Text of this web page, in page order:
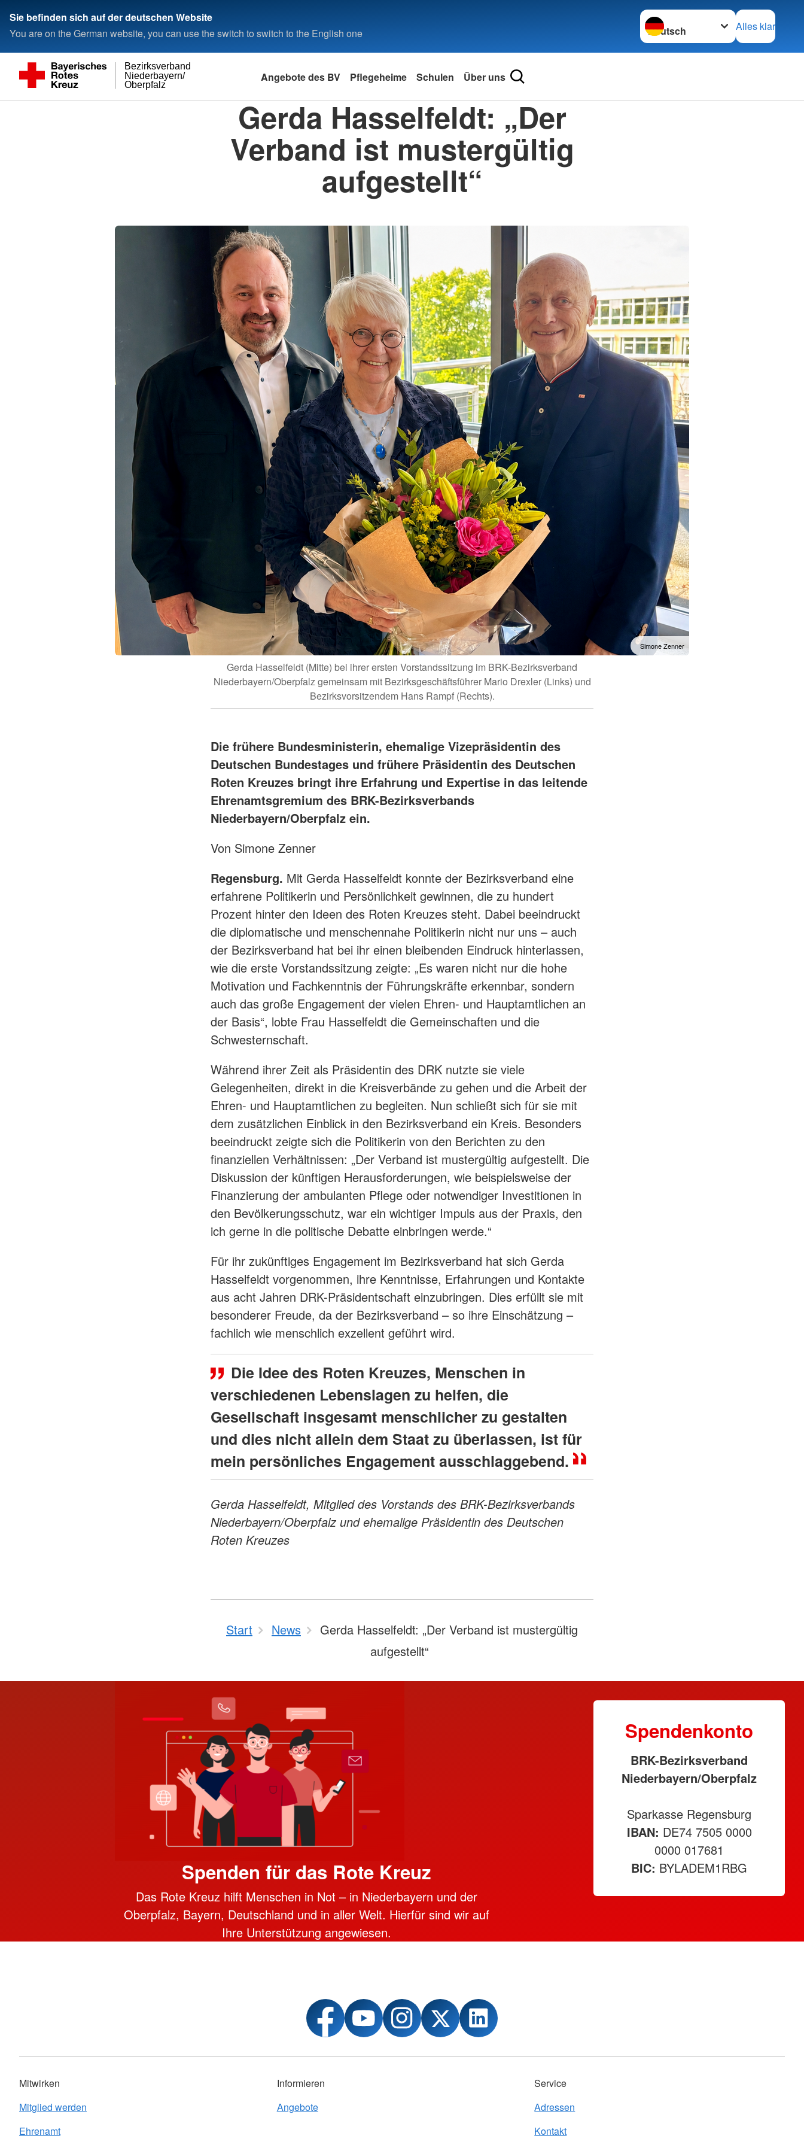
Sie befinden sich auf der deutschen Website
You are on the German website, you can use the switch to switch to the English one
Sprache wechseln zu
Alles klar
Oberpfalz
Niederbayern/
Bezirksverband
Angebote des BV Pflegeheime Schulen Über uns
Gerda Hasselfeldt: „Der
Verband ist mustergültig
aufgestellt“
Simone Zenner
Gerda Hasselfeldt (Mitte) bei ihrer ersten Vorstandssitzung im BRK-Bezirksverband
Niederbayern/Oberpfalz gemeinsam mit Bezirksgeschäftsführer Mario Drexler (Links) und
Bezirksvorsitzendem Hans Rampf (Rechts).
Die frühere Bundesministerin, ehemalige Vizepräsidentin des
Deutschen Bundestages und frühere Präsidentin des Deutschen
Roten Kreuzes bringt ihre Erfahrung und Expertise in das leitende
Ehrenamtsgremium des BRK-Bezirksverbands
Niederbayern/Oberpfalz ein.
Von Simone Zenner
Regensburg. Mit Gerda Hasselfeldt konnte der Bezirksverband eine
erfahrene Politikerin und Persönlichkeit gewinnen, die zu hundert
Prozent hinter den Ideen des Roten Kreuzes steht. Dabei beeindruckt
die diplomatische und menschennahe Politikerin nicht nur uns – auch
der Bezirksverband hat bei ihr einen bleibenden Eindruck hinterlassen,
wie die erste Vorstandssitzung zeigte: „Es waren nicht nur die hohe
Motivation und Fachkenntnis der Führungskräfte erkennbar, sondern
auch das große Engagement der vielen Ehren- und Hauptamtlichen an
der Basis“, lobte Frau Hasselfeldt die Gemeinschaften und die
Schwesternschaft.
Während ihrer Zeit als Präsidentin des DRK nutzte sie viele
Gelegenheiten, direkt in die Kreisverbände zu gehen und die Arbeit der
Ehren- und Hauptamtlichen zu begleiten. Nun schließt sich für sie mit
dem zusätzlichen Einblick in den Bezirksverband ein Kreis. Besonders
beeindruckt zeigte sich die Politikerin von den Berichten zu den
finanziellen Verhältnissen: „Der Verband ist mustergültig aufgestellt. Die
Diskussion der künftigen Herausforderungen, wie beispielsweise der
Finanzierung der ambulanten Pflege oder notwendiger Investitionen in
den Bevölkerungsschutz, war ein wichtiger Impuls aus der Praxis, den
ich gerne in die politische Debatte einbringen werde.“
Für ihr zukünftiges Engagement im Bezirksverband hat sich Gerda
Hasselfeldt vorgenommen, ihre Kenntnisse, Erfahrungen und Kontakte
aus acht Jahren DRK-Präsidentschaft einzubringen. Dies erfüllt sie mit
besonderer Freude, da der Bezirksverband – so ihre Einschätzung –
fachlich wie menschlich exzellent geführt wird.
Die Idee des Roten Kreuzes, Menschen in
verschiedenen Lebenslagen zu helfen, die
Gesellschaft insgesamt menschlicher zu gestalten
und dies nicht allein dem Staat zu überlassen, ist für
mein persönliches Engagement ausschlaggebend.
Gerda Hasselfeldt, Mitglied des Vorstands des BRK-Bezirksverbands
Niederbayern/Oberpfalz und ehemalige Präsidentin des Deutschen
Roten Kreuzes
Start News
Gerda Hasselfeldt: „Der Verband ist mustergültig
aufgestellt“
Spenden für das Rote Kreuz
Das Rote Kreuz hilft Menschen in Not – in Niederbayern und der
Oberpfalz, Bayern, Deutschland und in aller Welt. Hierfür sind wir auf
Ihre Unterstützung angewiesen.
Spendenkonto
BRK-Bezirksverband
Niederbayern/Oberpfalz
Sparkasse Regensburg
IBAN: DE74 7505 0000
0000 017681
BIC: BYLADEM1RBG
Mitwirken
Mitglied werden
Ehrenamt
Informieren
Angebote
Service
Adressen
Kontakt